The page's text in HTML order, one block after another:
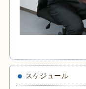
スケジュール